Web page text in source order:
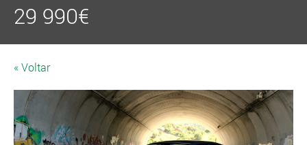
29 990€
« Voltar